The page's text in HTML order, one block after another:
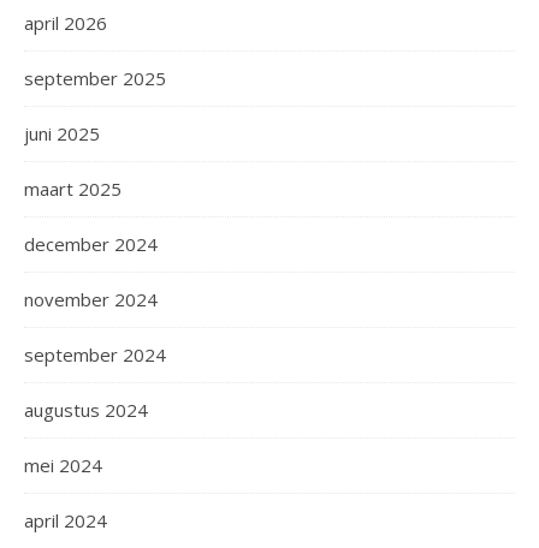
april 2026
september 2025
juni 2025
maart 2025
december 2024
november 2024
september 2024
augustus 2024
mei 2024
april 2024